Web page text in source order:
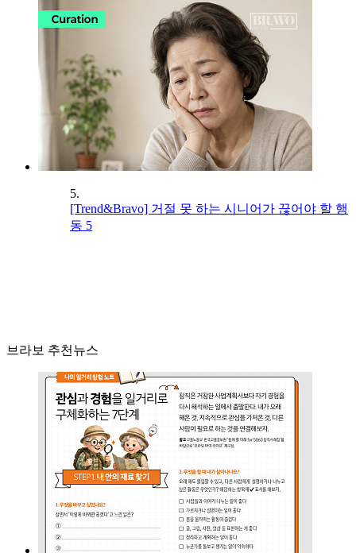
5.
[Trend&Bravo] 거절 못 하는 시니어가 끊어야 할 행
동 5
브라보 추천뉴스